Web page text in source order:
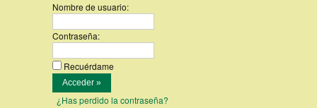
Nombre de usuario:
Contraseña:
Recuérdame
¿Has perdido la contraseña?